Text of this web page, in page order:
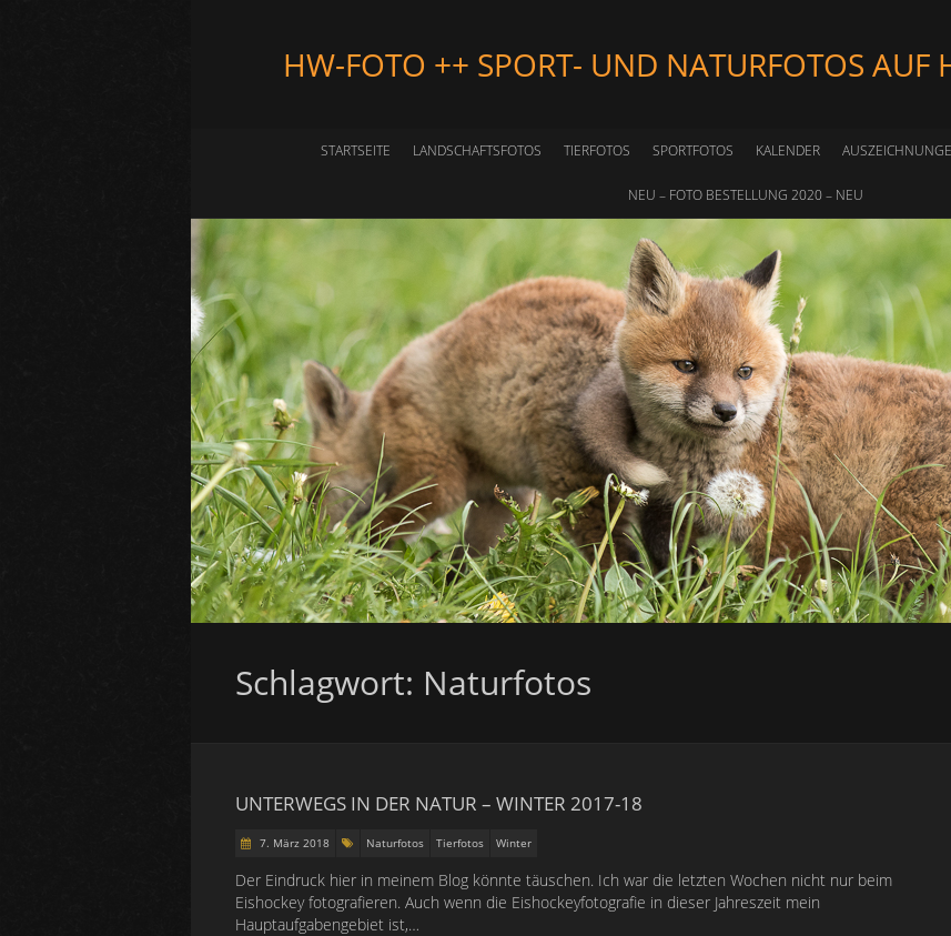
HW-FOTO ++ SPORT- UND NATURFOTOS
STARTSEITE LANDSCHAFTSFOTOS TIERFOTOS SPORTFOTOS KALENDER
NEU – FOTO BESTELLUNG 2020 – NEU
Schlagwort: Naturfotos
UNTERWEGS IN DER NATUR – WINTER 2017-18
7. März 2018 Naturfotos Tierfotos Winter
Der Eindruck hier in meinem Blog könnte täuschen. Ich war die letzten Wochen nicht nur beim
Eishockey fotografieren. Auch wenn die Eishockeyfotografie in dieser Jahreszeit mein
Hauptaufgabengebiet ist,…